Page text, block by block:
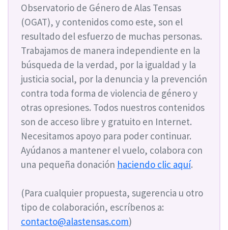
Observatorio de Género de Alas Tensas
(OGAT), y contenidos como este, son el
resultado del esfuerzo de muchas personas.
Trabajamos de manera independiente en la
búsqueda de la verdad, por la igualdad y la
justicia social, por la denuncia y la prevención
contra toda forma de violencia de género y
otras opresiones. Todos nuestros contenidos
son de acceso libre y gratuito en Internet.
Necesitamos apoyo para poder continuar.
Ayúdanos a mantener el vuelo, colabora con
una pequeña donación haciendo clic aquí.
(Para cualquier propuesta, sugerencia u otro
tipo de colaboración, escríbenos a:
contacto@alastensas.com)